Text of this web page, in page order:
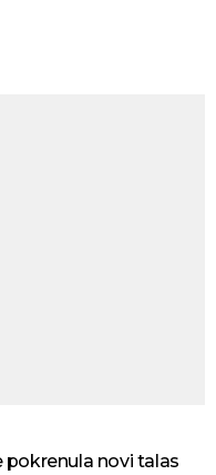
pokrenula novi talas